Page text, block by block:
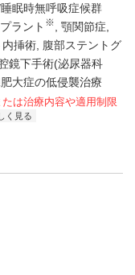
眠時無呼吸症候群
ラント ※
顎関節症
挿術 腹部ステントグ
鏡下手術(泌尿器科
大症の低侵襲治療
は治療内容や適用制限
く見る